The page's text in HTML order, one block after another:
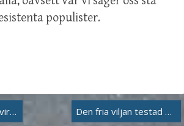
populister.
Den stora klimatförvirringen: glädje eller förtvivlan? Den fria viljan testad med stjärnljus